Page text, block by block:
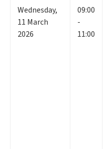
Wednesday,
11 March
2026
09:00
-
11:00